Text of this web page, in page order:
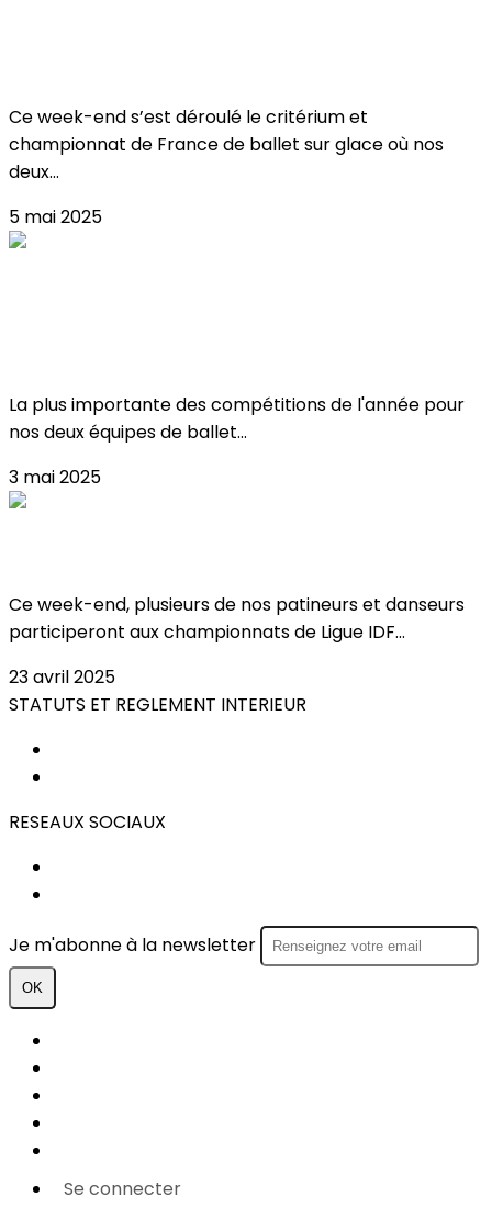
Ce week-end s’est déroulé le critérium et
championnat de France de ballet sur glace où nos
deux...
5 mai 2025
La plus importante des compétitions de l'année pour
nos deux équipes de ballet...
3 mai 2025
Ce week-end, plusieurs de nos patineurs et danseurs
participeront aux championnats de Ligue IDF...
23 avril 2025
STATUTS ET REGLEMENT INTERIEUR
RESEAUX SOCIAUX
Je m'abonne à la newsletter
OK
Se connecter